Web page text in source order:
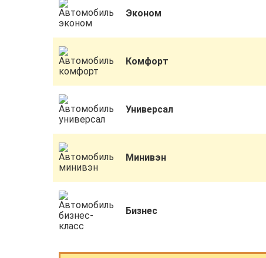
Эконом
Комфорт
Универсал
Минивэн
Бизнес